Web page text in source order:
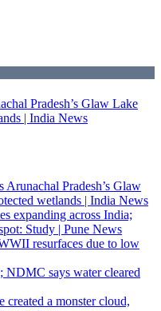
Pradesh’s Glaw Lake
| India News
Arunachal Pradesh’s Glaw
wetlands | India News
expanding across India;
Study | Pune News
resurfaces due to low
NDMC says water cleared
a monster cloud,